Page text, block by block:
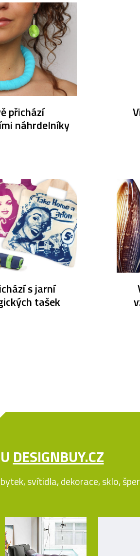
přichází
náhrdelníky
s jarní
tašek
DESIGNBUY.CZ
svítidla, dekorace, sklo,